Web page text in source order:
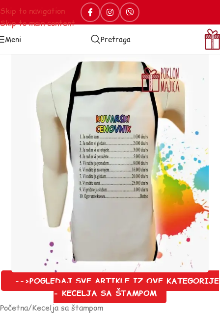
Skip to navigation
Skip to main content
Meni Pretraga
-->POGLEDAJ SVE ARTIKLE IZ OVE KATEGORIJE
- KECELJA SA ŠTAMPOM
Početna/Kecelja sa štampom